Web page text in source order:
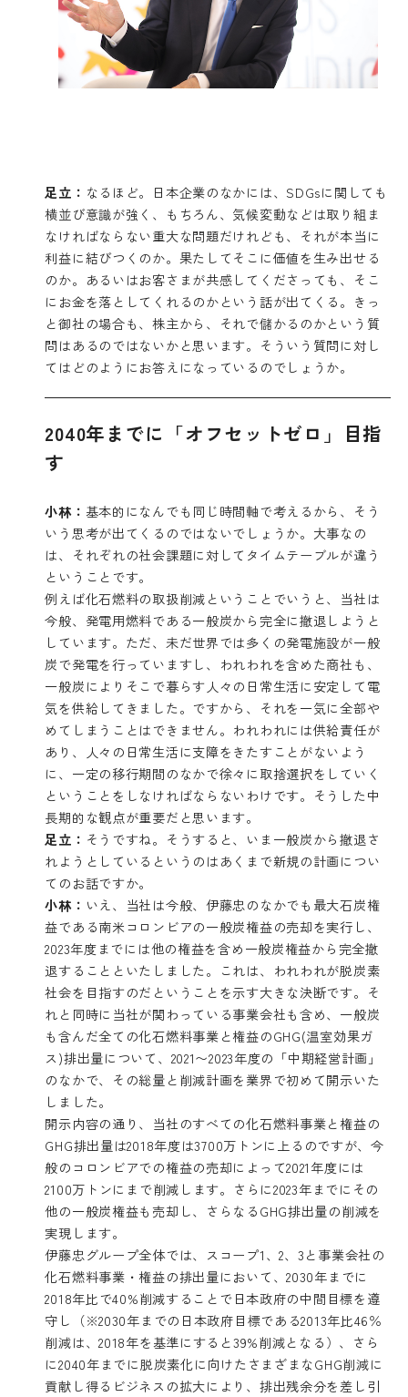
足立： なるほど。日本企業のなかには、SDGsに関しても
横並び意識が強く、もちろん、気候変動などは取り組ま
なければならない重大な問題だけれども、それが本当に
利益に結びつくのか。果たしてそこに価値を生み出せる
のか。あるいはお客さまが共感してくださっても、そこ
にお金を落としてくれるのかという話が出てくる。きっ
と御社の場合も、株主から、それで儲かるのかという質
問はあるのではないかと思います。そういう質問に対し
てはどのようにお答えになっているのでしょうか。
2040年までに「オフセットゼロ」目指
す
小林： 基本的になんでも同じ時間軸で考えるから、そう
いう思考が出てくるのではないでしょうか。大事なの
は、それぞれの社会課題に対してタイムテーブルが違う
ということです。
例えば化石燃料の取扱削減ということでいうと、当社は
今般、発電用燃料である一般炭から完全に撤退しようと
しています。ただ、未だ世界では多くの発電施設が一般
炭で発電を行っていますし、われわれを含めた商社も、
一般炭によりそこで暮らす人々の日常生活に安定して電
気を供給してきました。ですから、それを一気に全部や
めてしまうことはできません。われわれには供給責任が
あり、人々の日常生活に支障をきたすことがないよう
に、一定の移行期間のなかで徐々に取捨選択をしていく
ということをしなければならないわけです。そうした中
長期的な観点が重要だと思います。
足立： そうですね。そうすると、いま一般炭から撤退さ
れようとしているというのはあくまで新規の計画につい
てのお話ですか。
小林： いえ、当社は今般、伊藤忠のなかでも最大石炭権
益である南米コロンビアの一般炭権益の売却を実行し、
2023年度までには他の権益を含め一般炭権益から完全撤
退することといたしました。これは、われわれが脱炭素
社会を目指すのだということを示す大きな決断です。そ
れと同時に当社が関わっている事業会社も含め、一般炭
も含んだ全ての化石燃料事業と権益のGHG(温室効果ガ
ス)排出量について、2021〜2023年度の「中期経営計画」
のなかで、その総量と削減計画を業界で初めて開示いた
しました。
開示内容の通り、当社のすべての化石燃料事業と権益の
GHG排出量は2018年度は3700万トンに上るのですが、今
般のコロンビアでの権益の売却によって2021年度には
2100万トンにまで削減します。さらに2023年までにその
他の一般炭権益も売却し、さらなるGHG排出量の削減を
実現します。
伊藤忠グループ全体では、スコープ1、2、3と事業会社の
化石燃料事業・権益の排出量において、2030年までに
2018年比で40%削減することで日本政府の中間目標を遵
守し（※2030年までの日本政府目標である2013年比46％
削減は、2018年を基準にすると39%削減となる）、さら
に2040年までに脱炭素化に向けたさまざまなGHG削減に
貢献し得るビジネスの拡大により、排出残余分を差し引